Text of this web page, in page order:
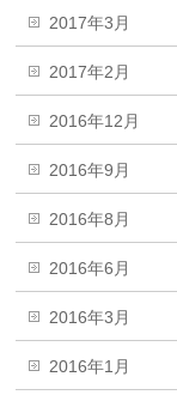
2017年3月
2017年2月
2016年12月
2016年9月
2016年8月
2016年6月
2016年3月
2016年1月